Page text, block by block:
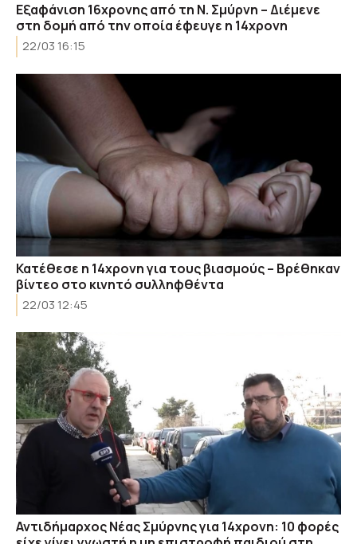
Εξαφάνιση 16χρονης από τη Ν. Σμύρνη – Διέμενε
στη δομή από την οποία έφευγε η 14χρονη
22/03 16:15
Κατέθεσε η 14χρονη για τους βιασμούς – Βρέθηκαν
βίντεο στο κινητό συλληφθέντα
22/03 12:45
Αντιδήμαρχος Νέας Σμύρνης για 14χρονη: 10 φορές